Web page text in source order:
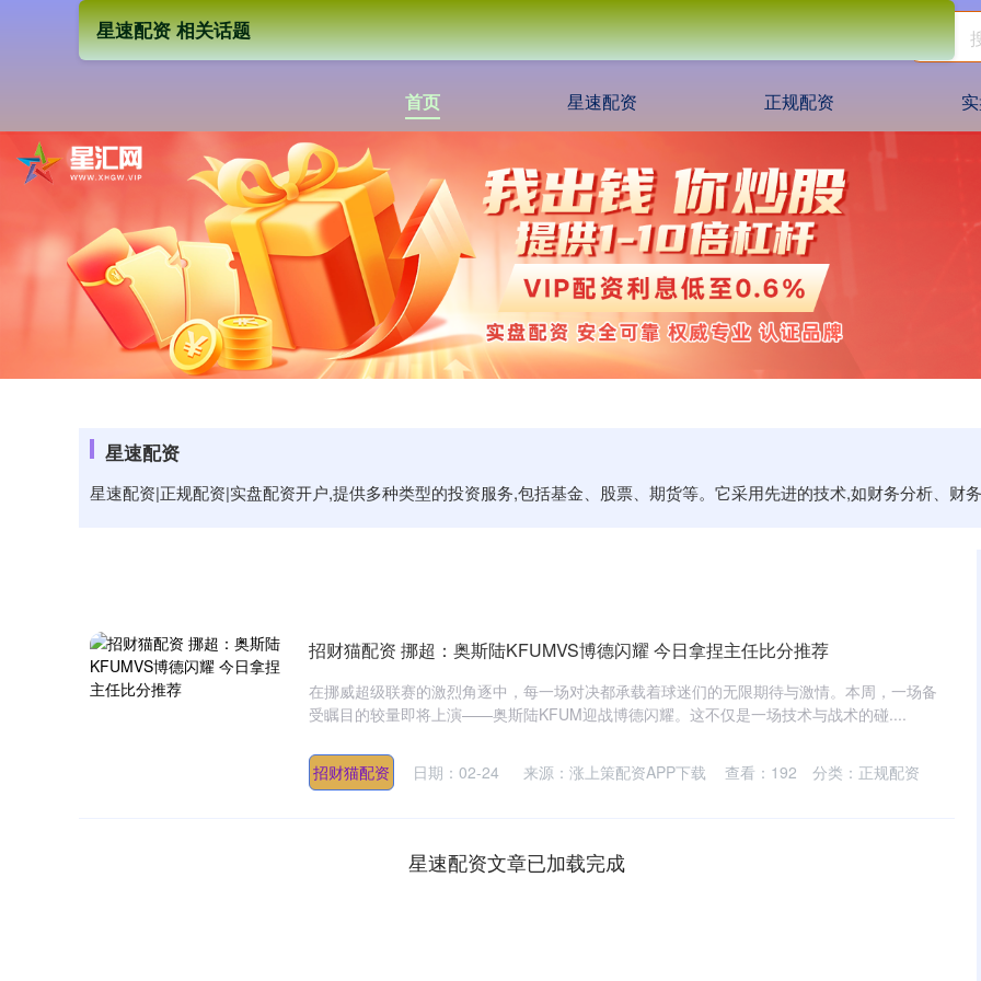
首页 星速配资 正规配资
星速配资
星速配资|正规配资|实盘配资开户,提供多种类型的投资服务,包括基金、股票、期货等。它采用先进的技术,如财务分析、财
星速配资 相关话题
招财猫配资 挪超：奥斯陆KFUMVS博德闪耀 今日拿捏主任比分推荐
在挪威超级联赛的激烈角逐中，每一场对决都承载着球迷们的无限期待与激情。本周，一场备
受瞩目的较量即将上演——奥斯陆KFUM迎战博德闪耀。这不仅是一场技术与战术的碰....
招财猫配资 日期：02-24 来源：涨上策配资APP下载 查看： 192 分类： 正规配资
星速配资文章已加载完成